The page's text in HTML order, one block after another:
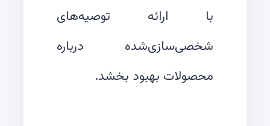
با ارائه توصیه‌های
شخصی‌سازی‌شده درباره